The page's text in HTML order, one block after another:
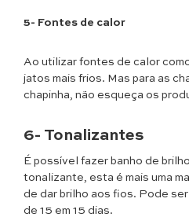
5- Fontes de calor
Ao utilizar fontes de calor
jatos mais frios. Mas para as
chapinha, não esqueça os
6- Tonalizantes
É possível fazer banho de
tonalizante, esta é mais uma
de dar brilho aos fios. Pode
de 15 em 15 dias.